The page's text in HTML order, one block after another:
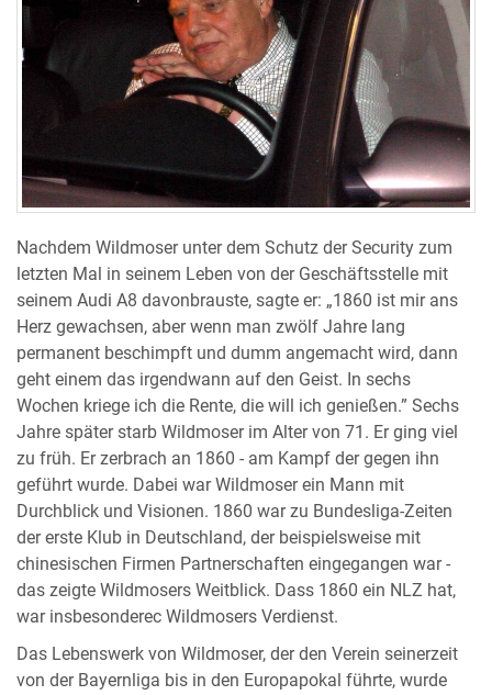
Nachdem Wildmoser unter dem Schutz der Security zum
letzten Mal in seinem Leben von der Geschäftsstelle mit
seinem Audi A8 davonbrauste, sagte er: „1860 ist mir ans
Herz gewachsen, aber wenn man zwölf Jahre lang
permanent beschimpft und dumm angemacht wird, dann
geht einem das irgendwann auf den Geist. In sechs
Wochen kriege ich die Rente, die will ich genießen.” Sechs
Jahre später starb Wildmoser im Alter von 71. Er ging viel
zu früh. Er zerbrach an 1860 - am Kampf der gegen ihn
geführt wurde. Dabei war Wildmoser ein Mann mit
Durchblick und Visionen. 1860 war zu Bundesliga-Zeiten
der erste Klub in Deutschland, der beispielsweise mit
chinesischen Firmen Partnerschaften eingegangen war -
das zeigte Wildmosers Weitblick. Dass 1860 ein NLZ hat,
war insbesonderec Wildmosers Verdienst.
Das Lebenswerk von Wildmoser, der den Verein seinerzeit
von der Bayernliga bis in den Europapokal führte, wurde